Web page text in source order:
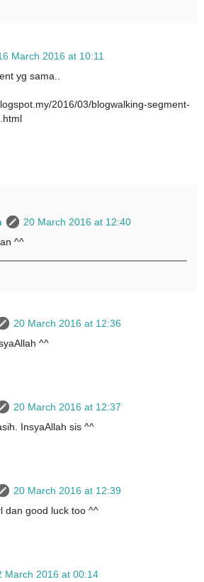
March 2016 at 10:11
yg sama..
2016/03/blogwalking-segment-
20 March 2016 at 12:40
^^
20 March 2016 at 12:36
^^
20 March 2016 at 12:37
InsyaAllah sis ^^
20 March 2016 at 12:39
dan good luck too ^^
March 2016 at 00:14